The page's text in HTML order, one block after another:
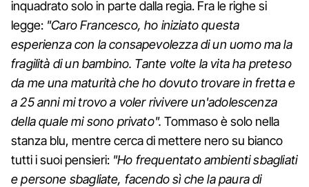
inquadrato solo in parte dalla regia. Fra le righe si
legge: "Caro Francesco, ho iniziato questa
esperienza con la consapevolezza di un uomo ma la
fragilità di un bambino. Tante volte la vita ha preteso
da me una maturità che ho dovuto trovare in fretta e
a 25 anni mi trovo a voler rivivere un'adolescenza
della quale mi sono privato". Tommaso è solo nella
stanza blu, mentre cerca di mettere nero su bianco
tutti i suoi pensieri: "Ho frequentato ambienti sbagliati
e persone sbagliate, facendo sì che la paura di